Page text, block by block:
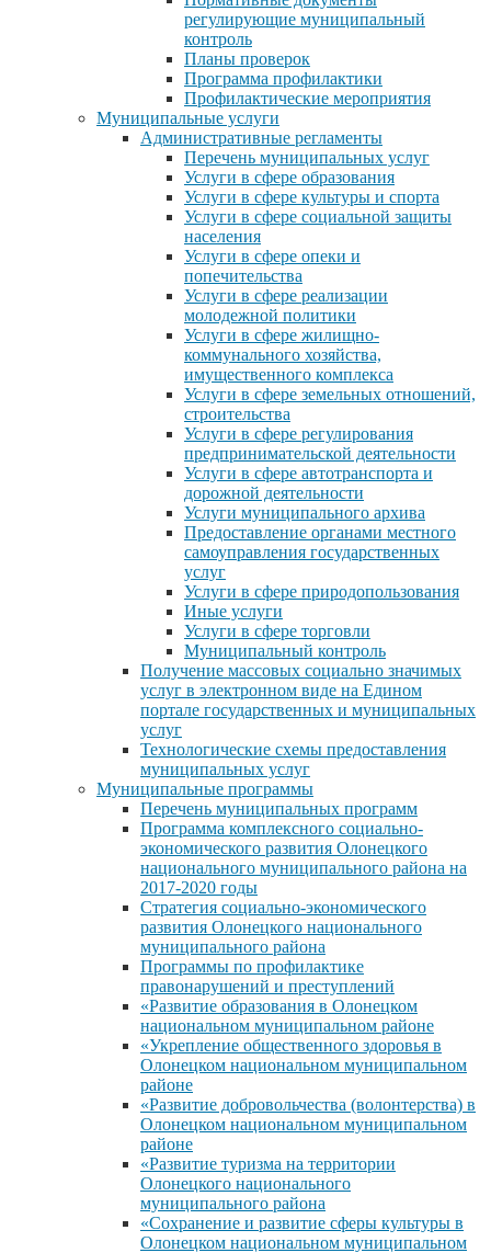
регулирующие муниципальный
контроль
Планы проверок
Программа профилактики
Профилактические мероприятия
Муниципальные услуги
Административные регламенты
Перечень муниципальных услуг
Услуги в сфере образования
Услуги в сфере культуры и спорта
Услуги в сфере социальной защиты
населения
Услуги в сфере опеки и
попечительства
Услуги в сфере реализации
молодежной политики
Услуги в сфере жилищно-
коммунального хозяйства,
имущественного комплекса
Услуги в сфере земельных отношений,
строительства
Услуги в сфере регулирования
предпринимательской деятельности
Услуги в сфере автотранспорта и
дорожной деятельности
Услуги муниципального архива
Предоставление органами местного
самоуправления государственных
услуг
Услуги в сфере природопользования
Иные услуги
Услуги в сфере торговли
Муниципальный контроль
Получение массовых социально значимых
услуг в электронном виде на Едином
портале государственных и муниципальных
услуг
Технологические схемы предоставления
муниципальных услуг
Муниципальные программы
Перечень муниципальных программ
Программа комплексного социально-
экономического развития Олонецкого
национального муниципального района на
2017-2020 годы
Стратегия социально-экономического
развития Олонецкого национального
муниципального района
Программы по профилактике
правонарушений и преступлений
«Развитие образования в Олонецком
национальном муниципальном районе
«Укрепление общественного здоровья в
Олонецком национальном муниципальном
районе
«Развитие добровольчества (волонтерства) в
Олонецком национальном муниципальном
районе
«Развитие туризма на территории
Олонецкого национального
муниципального района
«Сохранение и развитие сферы культуры в
Олонецком национальном муниципальном